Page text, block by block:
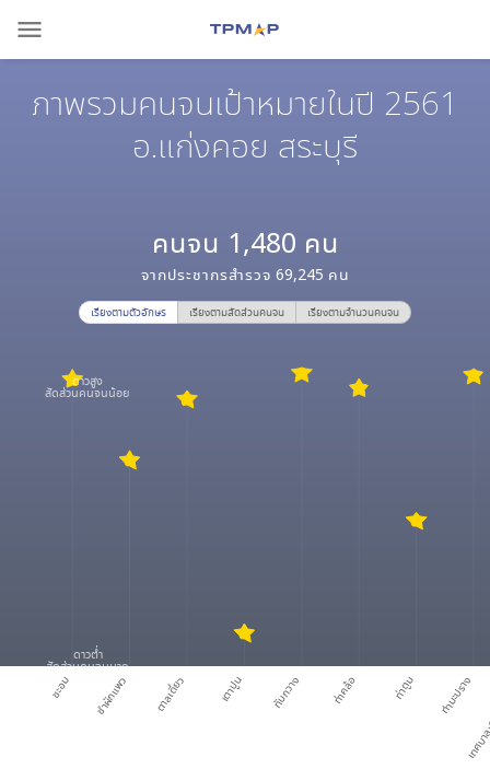
menu
ภาพรวมคนจนเป้าหมายในปี 2561
อ.แก่งคอย สระบุรี
คนจน 1,480 คน
จากประชากรสำรวจ 69,245 คน
เรียงตามตัวอักษร เรียงตามสัดส่วนคนจน เรียงตามจำนวนคนจน
ชะอม ชำผักแพว ตาลเดี่ยว เตาปูน ทับกวาง ท่าคล้อ ท่าตูม ท่ามะปรางเทศ
ดาวสูง
สัดส่วนคนจนน้อย
ดาวต่ำ
สัดส่วนคนจนมาก